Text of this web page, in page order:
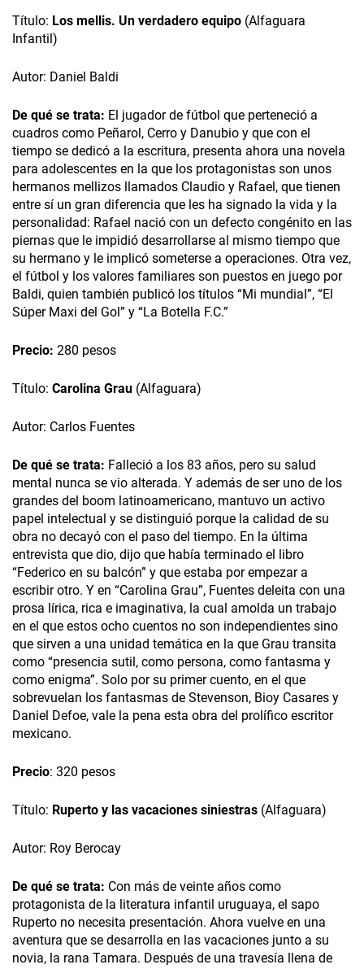
Título: Los mellis. Un verdadero equipo (Alfaguara
Infantil)
Autor: Daniel Baldi
De qué se trata: El jugador de fútbol que perteneció a
cuadros como Peñarol, Cerro y Danubio y que con el
tiempo se dedicó a la escritura, presenta ahora una novela
para adolescentes en la que los protagonistas son unos
hermanos mellizos llamados Claudio y Rafael, que tienen
entre sí un gran diferencia que les ha signado la vida y la
personalidad: Rafael nació con un defecto congénito en las
piernas que le impidió desarrollarse al mismo tiempo que
su hermano y le implicó someterse a operaciones. Otra vez,
el fútbol y los valores familiares son puestos en juego por
Baldi, quien también publicó los títulos “Mi mundial”, “El
Súper Maxi del Gol” y “La Botella F.C.”
Precio: 280 pesos
Título: Carolina Grau (Alfaguara)
Autor: Carlos Fuentes
De qué se trata: Falleció a los 83 años, pero su salud
mental nunca se vio alterada. Y además de ser uno de los
grandes del boom latinoamericano, mantuvo un activo
papel intelectual y se distinguió porque la calidad de su
obra no decayó con el paso del tiempo. En la última
entrevista que dio, dijo que había terminado el libro
“Federico en su balcón” y que estaba por empezar a
escribir otro. Y en “Carolina Grau”, Fuentes deleita con una
prosa lírica, rica e imaginativa, la cual amolda un trabajo
en el que estos ocho cuentos no son independientes sino
que sirven a una unidad temática en la que Grau transita
como “presencia sutil, como persona, como fantasma y
como enigma”. Solo por su primer cuento, en el que
sobrevuelan los fantasmas de Stevenson, Bioy Casares y
Daniel Defoe, vale la pena esta obra del prolífico escritor
mexicano.
Precio: 320 pesos
Título: Ruperto y las vacaciones siniestras (Alfaguara)
Autor: Roy Berocay
De qué se trata: Con más de veinte años como
protagonista de la literatura infantil uruguaya, el sapo
Ruperto no necesita presentación. Ahora vuelve en una
aventura que se desarrolla en las vacaciones junto a su
novia, la rana Tamara. Después de una travesía llena de